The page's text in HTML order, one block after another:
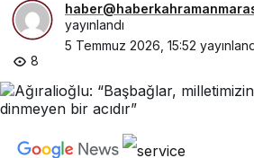
yayınlandı
5 Temmuz 2026, 15:52
8